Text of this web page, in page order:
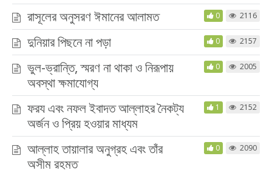
রাসূলের অনুসরণ ঈমানের আলামত 0 2116
দুনিয়ার পিছনে না পড়া 0 2157
ভুল-ভ্রান্তি, স্মরণ না থাকা ও নিরূপায়
অবস্থা ক্ষমাযোগ্য
0 2005
ফরয এবং নফল ইবাদত আল্লাহর নৈকট্য
অর্জন ও প্রিয় হওয়ার মাধ্যম
1 2152
আল্লাহ তায়ালার অনুগ্রহ এবং তাঁর
অসীম রহমত
0 2090